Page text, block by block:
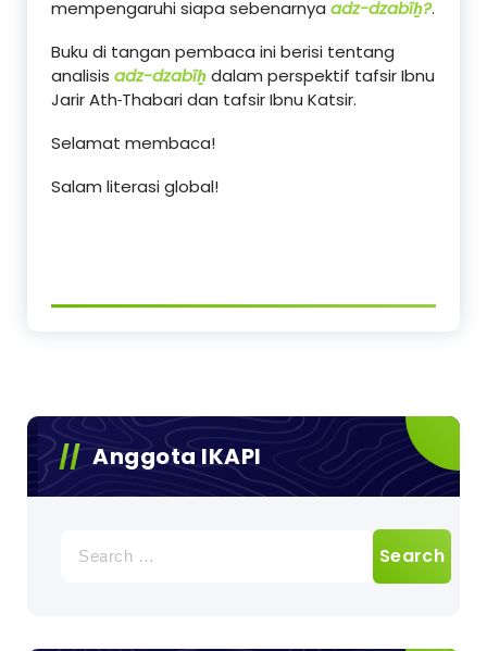
mempengaruhi siapa sebenarnya adz-dzabîẖ?.
Buku di tangan pembaca ini berisi tentang
analisis adz-dzabîẖdalam perspektif tafsir Ibnu
Jarir Ath˗Thabari dan tafsir Ibnu Katsir.
Selamat membaca!
Salam literasi global!
Anggota IKAPI
for: